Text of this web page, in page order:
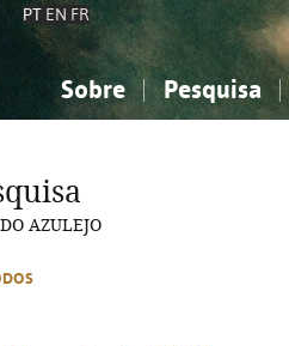
PT EN FR
Sobre Pesquisa
Ciências sociais...
Arte, desporto...
Ciências sociais...
Arte, desporto...
AZULEJO